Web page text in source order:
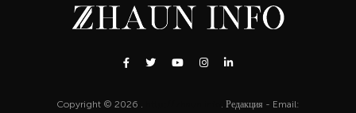
Copyright © 2026 .
. Редакция - Email: